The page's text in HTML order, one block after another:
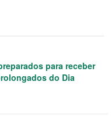
para receber
do Dia